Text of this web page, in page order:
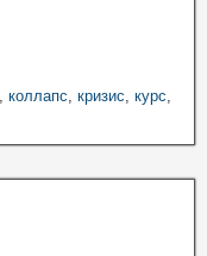
, коллапс, кризис, курс,